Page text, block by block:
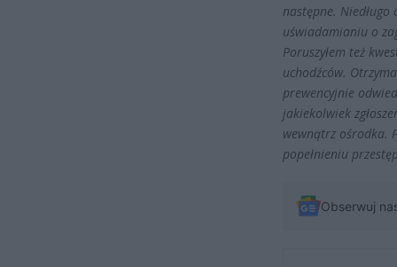
następne.
uświadamianiu o
Poruszyłem też
uchodźców.
prewencyjnie
jakiekolwiek
wewnątrz ośrodka.
popełnieniu
Obserwuj